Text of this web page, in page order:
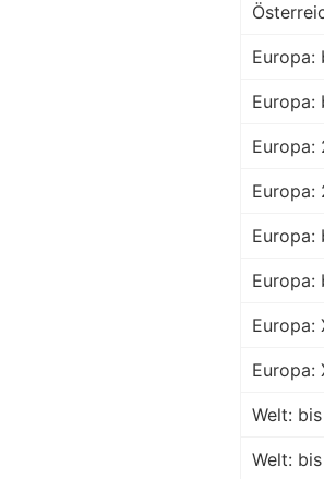
Europa:
Europa:
Europa:
Europa:
Europa:
Europa:
Europa:
Europa:
Welt:
Welt: